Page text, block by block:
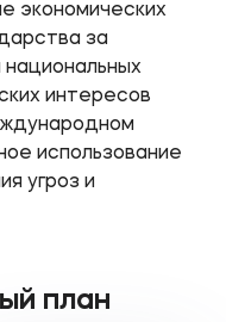
экономических
за
интересов
использование
угроз и
план